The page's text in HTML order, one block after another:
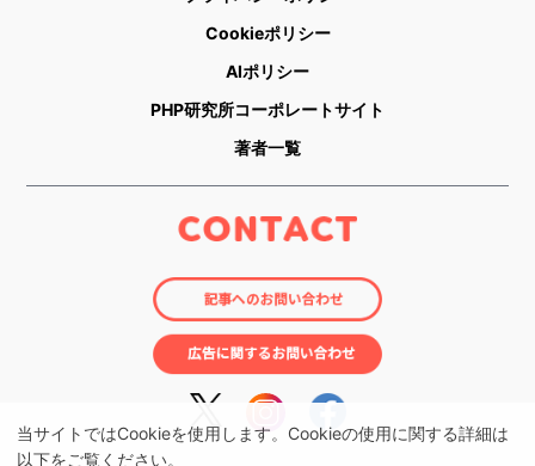
当サイトではCookieを使用します。Cookieの使用に関する詳細は
以下をご覧ください。
Cookieポリシー
AIポリシー
PHP研究所コーポレートサイト
著者一覧